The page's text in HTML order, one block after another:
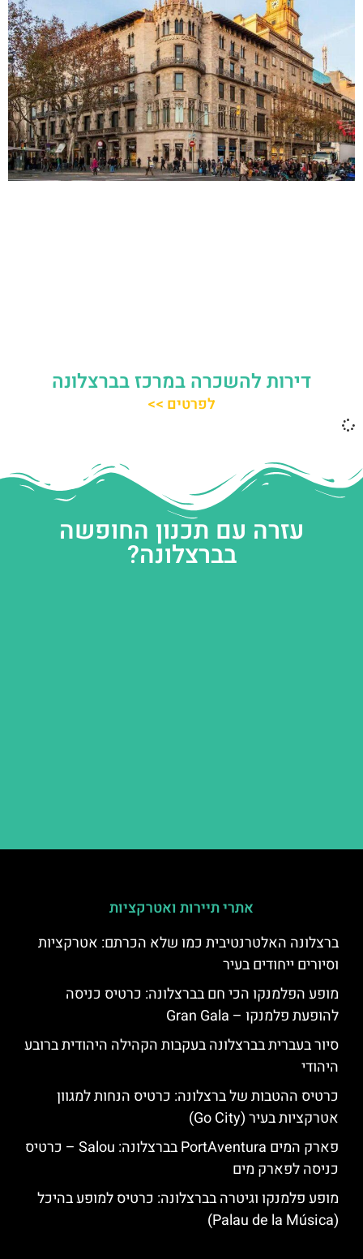
דירות להשכרה במרכז בברצלונה
לפרטים >>
עזרה עם תכנון החופשה
בברצלונה?
אתרי תיירות ואטרקציות
ברצלונה האלטרנטיבית כמו שלא הכרתם: אטרקציות
וסיורים ייחודים בעיר
מופע הפלמנקו הכי חם בברצלונה: כרטיס כניסה
להופעת פלמנקו – Gran Gala
סיור בעברית בברצלונה בעקבות הקהילה היהודית ברובע
היהודי
כרטיס ההטבות של ברצלונה: כרטיס הנחות למגוון
אטרקציות בעיר (Go City)
פארק המים PortAventura בברצלונה: Salou – כרטיס
כניסה לפארק מים
מופע פלמנקו וגיטרה בברצלונה: כרטיס למופע בהיכל
(Palau de la Música)